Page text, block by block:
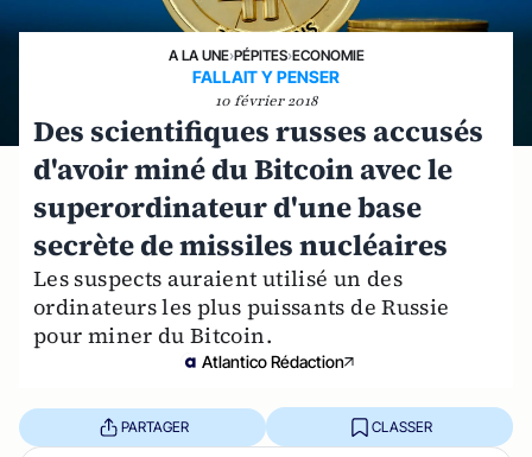
A LA UNE›PÉPITES›ECONOMIE
FALLAIT Y PENSER
10 février 2018
Des scientifiques russes accusés
d'avoir miné du Bitcoin avec le
superordinateur d'une base
secrète de missiles nucléaires
Les suspects auraient utilisé un des
ordinateurs les plus puissants de Russie
pour miner du Bitcoin.
Atlantico Rédaction
PARTAGER CLASSER